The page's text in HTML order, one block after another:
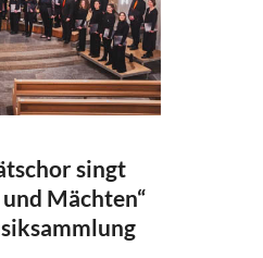
singt
Mächten“